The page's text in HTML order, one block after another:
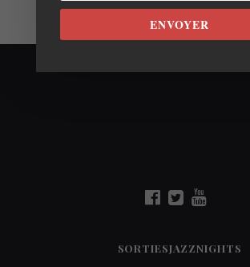
SORTIESJAZZNIGHTS
ENVOYER